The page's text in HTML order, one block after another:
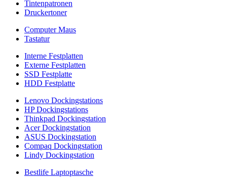
Tintenpatronen
Druckertoner
Computer Maus
Tastatur
Interne Festplatten
Externe Festplatten
SSD Festplatte
HDD Festplatte
Lenovo Dockingstations
HP Dockingstations
Thinkpad Dockingstation
Acer Dockingstation
ASUS Dockingstation
Compaq Dockingstation
Lindy Dockingstation
Bestlife Laptoptasche